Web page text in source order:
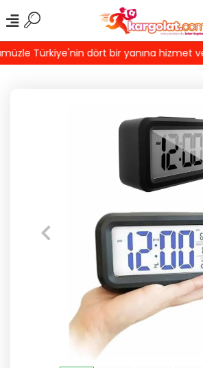
Türkiye'nin dört bir yanına hizmet